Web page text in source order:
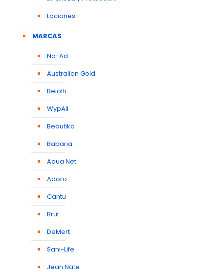
Lociones
MARCAS
No-Ad
Australian Gold
Belotti
WypAll
Beautika
Babaria
Aqua Net
Adoro
Cantu
Brut
DeMert
Sani-Life
Jean Nate